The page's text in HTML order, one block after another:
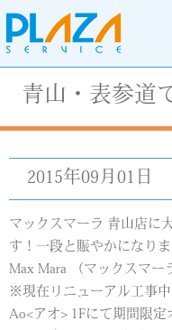
青山・表参道
2015年09月01日
マックスマーラ 青山店に
す！一段と賑やかになりま
Max Mara （マックスマー
※現在リニューアル工事
Ao<アオ> 1Fにて期間限定